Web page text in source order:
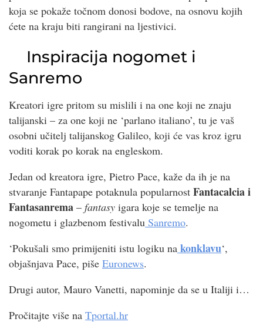
koja se pokaže točnom donosi bodove, na osnovu kojih
ćete na kraju biti rangirani na ljestivici.
Inspiracija nogomet i
Sanremo
Kreatori igre pritom su mislili i na one koji ne znaju
talijanski – za one koji ne ‘parlano italiano’, tu je vaš
osobni učitelj talijanskog Galileo, koji će vas kroz igru
voditi korak po korak na engleskom.
Jedan od kreatora igre, Pietro Pace, kaže da ih je na
stvaranje Fantapape potaknula popularnost Fantacalcia i
Fantasanrema – fantasy igara koje se temelje na
nogometu i glazbenom festivalu Sanremo.
‘Pokušali smo primijeniti istu logiku na konklavu‘,
objašnjava Pace, piše Euronews.
Drugi autor, Mauro Vanetti, napominje da se u Italiji i…
Pročitajte više na Tportal.hr